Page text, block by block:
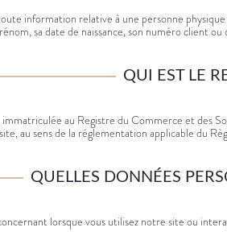
information relative à une personne
sa date de naissance, son numéro client
QUI EST LE
au Registre du Commerce et des
au sens de la réglementation applicable du
QUELLES DONNÉES
lorsque vous utilisez notre site ou